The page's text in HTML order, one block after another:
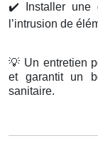
✔️ Installer une
l’intrusion de
💡 Un entretien
et garantit un
sanitaire.